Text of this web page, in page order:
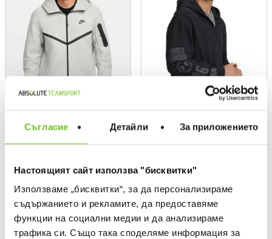
Съгласие Детайли За приложението
Настоящият сайт използва "бисквитки"
Използваме „бисквитки“, за да персонализираме
съдържанието и рекламите, да предоставяме
функции на социални медии и да анализираме
трафика си. Също така споделяме информация за
Суитшърт M NK TCH FLC FZ
Текуща цена:
119,99 €/234,68 лв.
UNDER ARMOUR
Текуща цена:
65,00 €/127,13 лв.